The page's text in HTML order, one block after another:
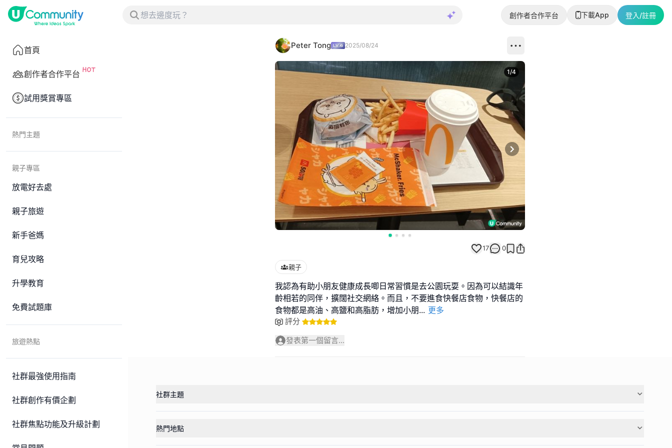
創作者合作平台 下載App 登入/註冊
首頁
創作者合作平台
試用獎賞專區
熱門主題
親子專區
放電好去處
親子旅遊
新手爸媽
育兒攻略
升學教育
免費試題庫
旅遊熱點
社群最強使用指南
社群創作有價企劃
社群焦點功能及升級計劃
Peter Tong 2025/08/24
Next slide
1/4
17 0
親子
我認為有助小朋友健康成長唧日常習慣是去公園玩耍。因為可以結識年
齡相若的同伴，擴闊社交網絡。而且，不要進食快餐店食物，快餐店的
食物都是高油、高鹽和高脂肪，增加小朋... 更多
評分
發表第一個留言...
社群主題
熱門地點